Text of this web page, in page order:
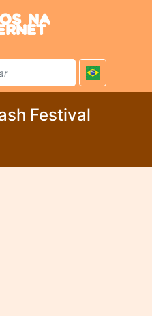
Festival